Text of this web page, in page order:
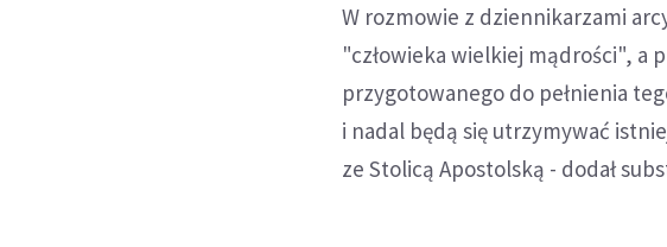
W rozmowie z dziennikarzami
"człowieka wielkiej mądrości", a
przygotowanego do pełnienia
i nadal będą się utrzymywać
ze Stolicą Apostolską - dodał